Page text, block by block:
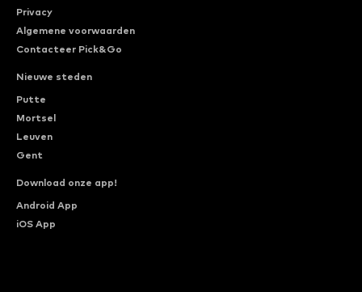
Privacy
Algemene voorwaarden
Contacteer Pick&Go
Nieuwe steden
Putte
Mortsel
Leuven
Gent
Download onze app!
Android App
iOS App